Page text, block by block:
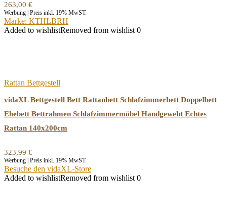
263,00 €
Werbung | Preis inkl. 19% MwST.
Marke: KTHLBRH
Added to wishlistRemoved from wishlist 0
Rattan Bettgestell
vidaXL Bettgestell Bett Rattanbett Schlafzimmerbett Doppelbett
Ehebett Bettrahmen Schlafzimmermöbel Handgewebt Echtes
Rattan 140x200cm
323,99 €
Werbung | Preis inkl. 19% MwST.
Besuche den vidaXL-Store
Added to wishlistRemoved from wishlist 0